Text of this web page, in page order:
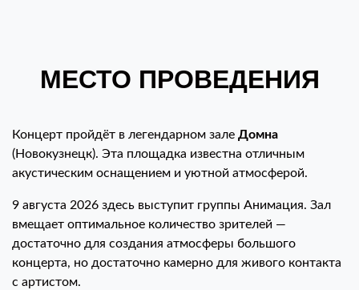
МЕСТО ПРОВЕДЕНИЯ
Концерт пройдёт в легендарном зале Домна
(Новокузнецк). Эта площадка известна отличным
акустическим оснащением и уютной атмосферой.
9 августа 2026 здесь выступит группы Анимация. Зал
вмещает оптимальное количество зрителей —
достаточно для создания атмосферы большого
концерта, но достаточно камерно для живого контакта
с артистом.